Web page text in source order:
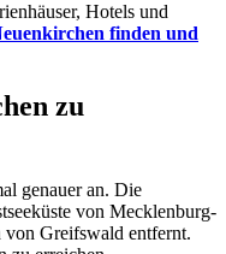
Hotels und
finden und
zu
genauer an. Die
von Mecklenburg-
Greifswald entfernt.